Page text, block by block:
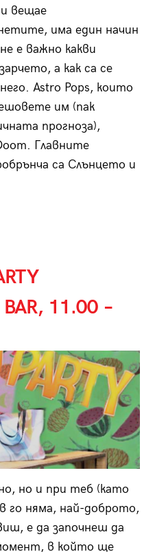
вещае
има един начин
е важно какви
а как са се
Astro Pops, които
им (пак
прогноза),
Главните
са Слънцето и
11.00 –
но и при теб (като
го няма, най-доброто,
е да започнеш да
в който ще